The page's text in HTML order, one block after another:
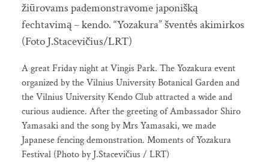
žiūrovams pademonstravome japonišką
fechtavimą – kendo. “Yozakura” šventės akimirkos
(Foto J.Stacevičius/LRT)
A great Friday night at Vingis Park. The Yozakura event
organized by the Vilnius University Botanical Garden and
the Vilnius University Kendo Club attracted a wide and
curious audience. After the greeting of Ambassador Shiro
Yamasaki and the song by Mrs Yamasaki, we made
Japanese fencing demonstration. Moments of Yozakura
Festival (Photo by J.Stacevičius / LRT)